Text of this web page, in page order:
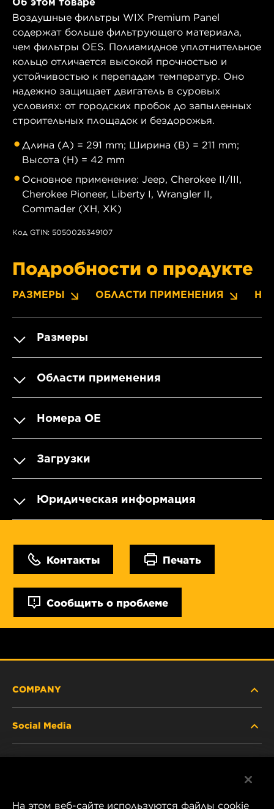
Об этом товаре
Воздушные фильтры WIX Premium Panel
содержат больше фильтрующего материала,
чем фильтры OES. Полиамидное уплотнительное
кольцо отличается высокой прочностью и
устойчивостью к перепадам температур. Оно
надежно защищает двигатель в суровых
условиях: от городских пробок до запыленных
строительных площадок и бездорожья.
Длина (A) = 291 mm; Ширина (B) = 211 mm;
Высота (H) = 42 mm
Основное применение: Jeep, Cherokee II/III,
Cherokee Pioneer, Liberty I, Wrangler II,
Commader (XH, XK)
Код GTIN: 5050026349107
Подробности о продукте
РАЗМЕРЫ ОБЛАСТИ ПРИМЕНЕНИЯ
Размеры
Области применения
Номера OE
Загрузки
Юридическая информация
Контакты Печать
Сообщить о проблеме
COMPANY
Social Media
На этом веб-сайте используются файлы cookie